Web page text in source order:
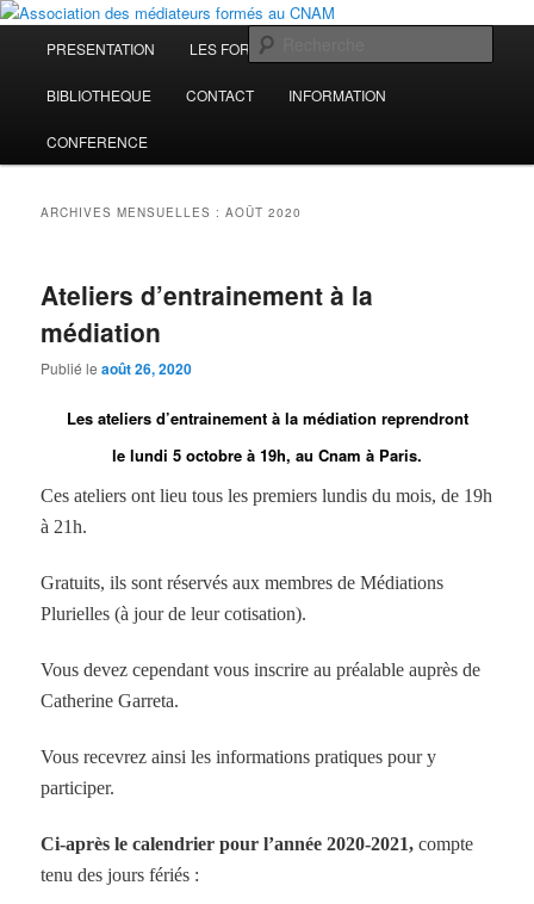
Aller
contenu
principal
Aller
contenu
secondaireAssociation des médiateurs formés
au CNAM
Médiations Plurielles
principal
PRESENTATION LES FORMATIONS
BIBLIOTHEQUE CONTACT INFORMATION
CONFERENCE
ARCHIVES MENSUELLES :AOÛT 2020
Ateliers d’entrainement à la
médiation
Publié leaoût 26, 2020
Les ateliers d’entrainement à la médiation reprendront
le lundi 5 octobre à 19h, au Cnam à Paris.
Ces ateliers ont lieu tous les premiers lundis du mois, de 19h
à 21h.
Gratuits, ils sont réservés aux membres de Médiations
Plurielles (à jour de leur cotisation).
Vous devez cependant vous inscrire au préalable auprès de
Catherine Garreta.
Vous recevrez ainsi les informations pratiques pour y
participer.
Ci-après le calendrier pour l’année 2020-2021,compte
tenu des jours fériés :